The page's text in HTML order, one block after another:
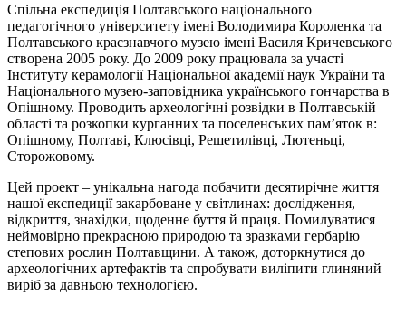
Спільна експедиція Полтавського національного
педагогічного університету імені Володимира Короленка та
Полтавського краєзнавчого музею імені Василя Кричевського
створена 2005 року. До 2009 року працювала за участі
Інституту керамології Національної академії наук України та
Національного музею-заповідника українського гончарства в
Опішному. Проводить археологічні розвідки в Полтавській
області та розкопки курганних та поселенських пам’яток в:
Опішному, Полтаві, Клюсівці, Решетилівці, Лютеньці,
Сторожовому.
Цей проект – унікальна нагода побачити десятирічне життя
нашої експедиції закарбоване у світлинах: дослідження,
відкриття, знахідки, щоденне буття й праця. Помилуватися
неймовірно прекрасною природою та зразками гербарію
степових рослин Полтавщини. А також, доторкнутися до
археологічних артефактів та спробувати виліпити глиняний
виріб за давньою технологією.